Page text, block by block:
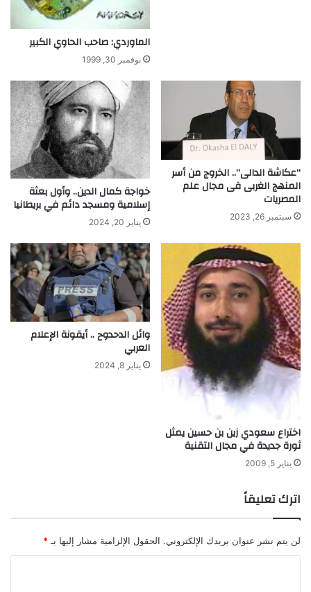
خ
ي
ن
؟
الماوردي: صاحب الحاوي الكبير
نوفمبر 30, 1999
“عكاشة الدالى”.. الخروج من أسر
المنهج الغربى فى مجال علم
المصريات
سبتمبر 26, 2023
خواجة كمال الدين.. وأول بعثة
إسلامية ومسجد دائم في بريطانيا
يناير 20, 2024
اختراع سعودي زين بن حسين يمثل
ثورة جديدة في مجال التقنية
يناير 5, 2009
وائل الدحدوح .. أيقونة الإعلام
العربي
يناير 8, 2024
اترك تعليقاً
لن يتم نشر عنوان بريدك الإلكتروني. الحقول الإلزامية مشار إليها بـ *